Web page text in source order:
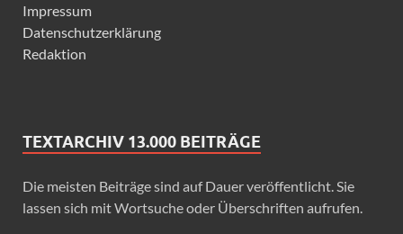
Impressum
Datenschutzerklärung
Redaktion
TEXTARCHIV 13.000 BEITRÄGE
Die meisten Beiträge sind auf Dauer veröffentlicht. Sie
lassen sich mit Wortsuche oder Überschriften aufrufen.